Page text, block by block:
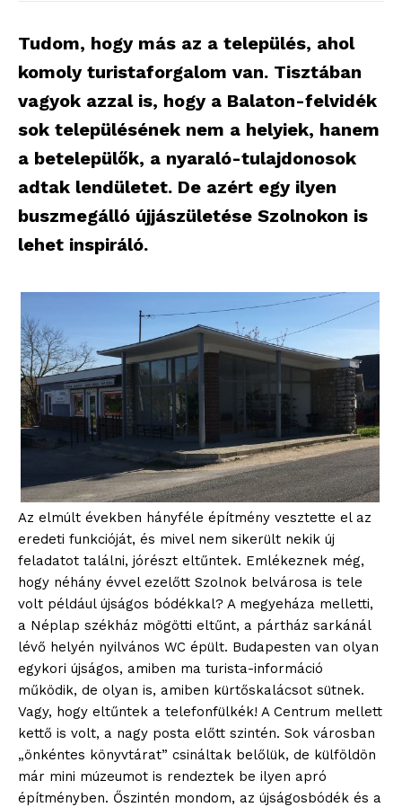
Tudom, hogy más az a település, ahol
komoly turistaforgalom van. Tisztában
vagyok azzal is, hogy a Balaton-felvidék
sok településének nem a helyiek, hanem
a betelepülők, a nyaraló-tulajdonosok
adtak lendületet. De azért egy ilyen
buszmegálló újjászületése Szolnokon is
lehet inspiráló.
Az elmúlt években hányféle építmény vesztette el az
eredeti funkcióját, és mivel nem sikerült nekik új
feladatot találni, jórészt eltűntek. Emlékeznek még,
hogy néhány évvel ezelőtt Szolnok belvárosa is tele
volt például újságos bódékkal? A megyeháza melletti,
a Néplap székház mögötti eltűnt, a pártház sarkánál
lévő helyén nyilvános WC épült. Budapesten van olyan
egykori újságos, amiben ma turista-információ
működik, de olyan is, amiben kürtőskalácsot sütnek.
Vagy, hogy eltűntek a telefonfülkék! A Centrum mellett
kettő is volt, a nagy posta előtt szintén. Sok városban
„önkéntes könyvtárat” csináltak belőlük, de külföldön
már mini múzeumot is rendeztek be ilyen apró
építményben. Őszintén mondom, az újságosbódék és a